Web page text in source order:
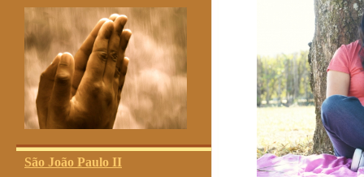
São João Paulo II